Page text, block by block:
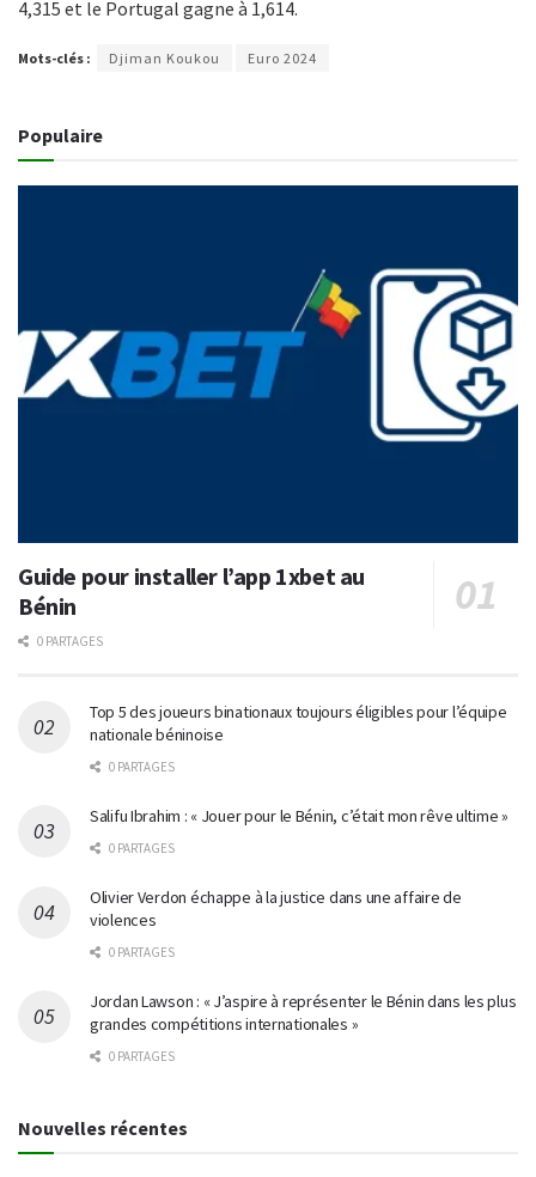
4,315 et le Portugal gagne à 1,614.
Mots-clés : Djiman Koukou Euro 2024
Populaire
Guide pour installer l’app 1xbet au
Bénin
0 PARTAGES
Top 5 des joueurs binationaux toujours éligibles pour l’équipe
nationale béninoise
0 PARTAGES
Salifu Ibrahim : « Jouer pour le Bénin, c’était mon rêve ultime »
0 PARTAGES
Olivier Verdon échappe à la justice dans une affaire de
violences
0 PARTAGES
Jordan Lawson : « J’aspire à représenter le Bénin dans les plus
grandes compétitions internationales »
0 PARTAGES
Nouvelles récentes